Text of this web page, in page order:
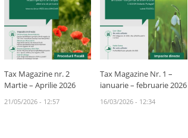
Tax Magazine nr. 2
Martie – Aprilie 2026
21/05/2026 - 12:57
Tax Magazine Nr. 1 –
ianuarie – februarie 2026
16/03/2026 - 12:34